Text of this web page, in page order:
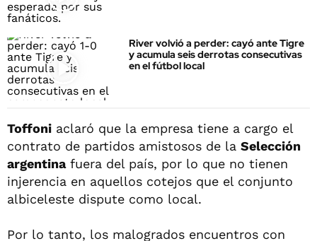
River volvió a perder: cayó ante Tigre
y acumula seis derrotas consecutivas
en el fútbol local
Toffoni aclaró que la empresa tiene a cargo el
contrato de partidos amistosos de la Selección
argentinafuera del país, por lo que no tienen
injerencia en aquellos cotejos que el conjunto
albiceleste dispute como local.
Por lo tanto, los malogrados encuentros con